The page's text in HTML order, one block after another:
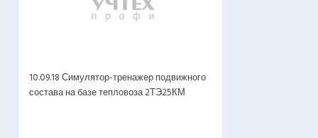
10.09.18 Симулятор-тренажер подвижного
состава на базе тепловоза 2ТЭ25КМ